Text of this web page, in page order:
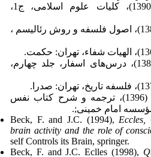
مطهری، مرتضی (1390)، کلیات علوم اسلامی، ج1،
مطهری، مرتضی (1383)، اصول فلسفه و روش رئالیسم ،
مطهری، مرتضی (1389)، درس‌های اسفار، جلد چهارم،
ناییجی، محمدحسین (1396)، ترجمه و شرح کتاب نفس
امام خمینی;.
Beck, F. and J.C. (1994), Eccles,
brain activity and the role of
self Controls its Brain, springer.
Beck, F. and J.C. Eclles (1998),